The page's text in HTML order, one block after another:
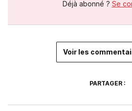
Déjà abonné ? Se
Voir les
PARTAGER :